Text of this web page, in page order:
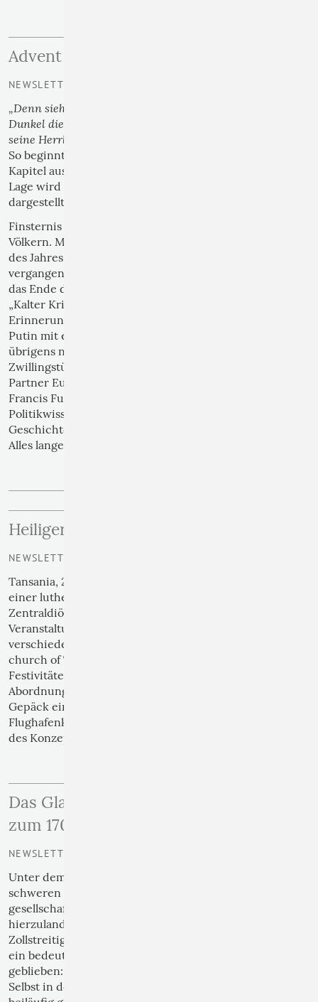
Advent 2025
NEWSLETTER | 02
„Denn siehe, Finsternis bedeckt das Erdreich, und
Dunkel die Völker, aber über dir geht auf der Herr, und
seine Herrlichkeit erscheint über dir…“
So beginnt eines der schönsten und leuchtendsten
Kapitel aus dem dritten Teil des Propheten Jesaja. Die
Lage wird ebenso düster wie verheißungsvoll
dargestellt.
Finsternis über dem Erdreich, Dunkel über den
Völkern. Man muss das nicht groß erläutern am Ende
des Jahres 2025. Das lichtvolle Jahr 1989 ist längst
vergangen. Die Wende in Deutschland und Europa,
das Ende des globalen Konfliktes, der den Namen
„Kalter Krieg“ trug: für manche nur noch ferne
Erinnerung. 2001 hatte sich der russische Präsident
Putin mit einer Rede im deutschen Bundestag –
übrigens nach den Anschlägen auf die New Yorker
Zwillingstürme – in die Reihe der Freunde und
Partner Europas mit umjubelten Worten eingetragen.
Francis Fukuyama, US-amerikanischer
Politikwissenschaftler, sah gar das „Ende der
Geschichte“ gekommen.
Alles lange her. …
Heiliger Geist
NEWSLETTER | 01
Tansania, 2011, Issuna, Jubiläumsfeier zur Gründung
einer lutherischen Missionsstation in der
Zentraldiözese Singida. Keine weltbewegende
Veranstaltung, aber immerhin so wichtig, dass
verschiedene Kooperationsparter der LCT (Lutheran
church of Tansania) angereist sind, um an den
Festivitäten teilzunehmen. Auch wir, eine kleine
Abordnung aus Hildesheim, gaben uns die Ehre, im
Gepäck eine Lutherfigur, rot, mühsam durch die
Flughafenkontrollen bugsiert, aus dem Arrangement
des Konzeptkünstlers Ottmar Hörl von 2010.
Das Glaubensbekenntnis von Nicäa –
zum 1700ten Jubiläum
NEWSLETTER | 01
Unter dem Informationsdruck der zahlreichen
schweren Auseinandersetzungen in der Welt und der
gesellschaftlichen und kirchlichen Entwicklung
hierzulande, vom Gazakrieg über die
Zollstreitigkeiten bis zu den Missbrauchsvorfällen, ist
ein bedeutendes Jubiläum nahezu unsichtbar
geblieben: 1700 Jahr Konzil und Bekenntnis von Nicäa.
Selbst in den Kirchen ist dieses Ereignisses bestenfalls